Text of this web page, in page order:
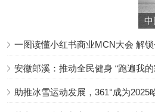
中
安徽郎溪：推动全民健身 “跑遍我
助推冰雪运动发展，361°成为